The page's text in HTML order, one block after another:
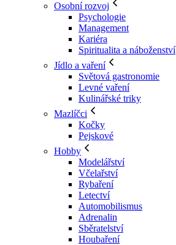
Osobní rozvoj
Psychologie
Management
Kariéra
Spiritualita a náboženství
Jídlo a vaření
Světová gastronomie
Levné vaření
Kulinářské triky
Mazlíčci
Kočky
Pejskové
Hobby
Modelářství
Včelařství
Rybaření
Letectví
Automobilismus
Adrenalin
Sběratelství
Houbaření